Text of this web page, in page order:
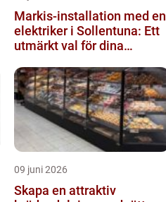
Markis-installation med en
elektriker i Sollentuna: Ett
utmärkt val för dina
09 juni 2026
Skapa en attraktiv